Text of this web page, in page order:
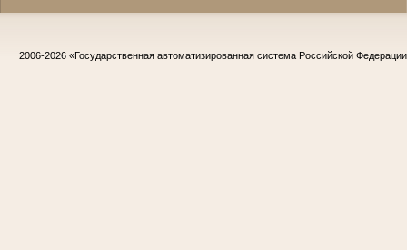
2006-2026 «Государственная автоматизированная система Российской